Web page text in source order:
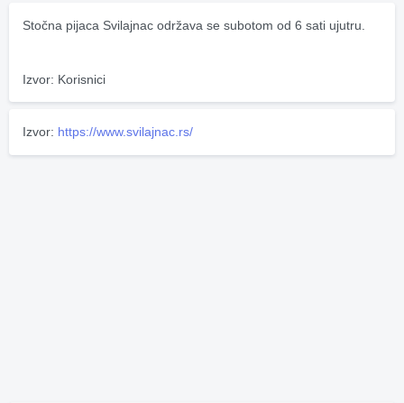
Stočna pijaca Svilajnac održava se subotom od 6 sati ujutru.
Izvor: Korisnici
Izvor: https://www.svilajnac.rs/